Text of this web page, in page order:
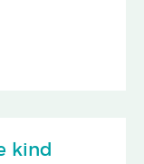
kind